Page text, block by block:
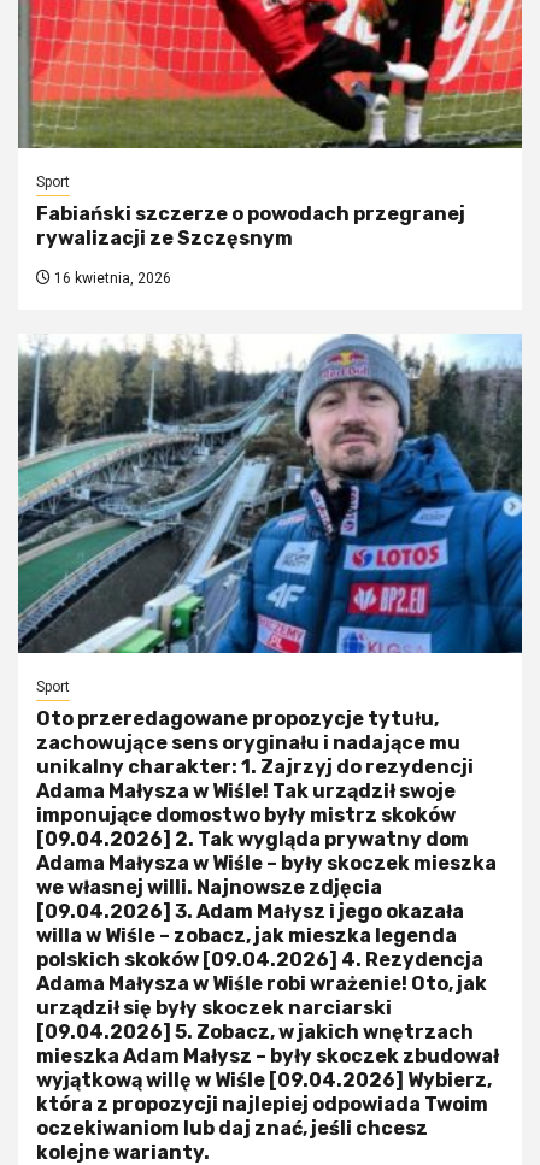
Sport
Fabiański szczerze o powodach przegranej
rywalizacji ze Szczęsnym
16 kwietnia, 2026
Sport
Oto przeredagowane propozycje tytułu,
zachowujące sens oryginału i nadające mu
unikalny charakter: 1. Zajrzyj do rezydencji
Adama Małysza w Wiśle! Tak urządził swoje
imponujące domostwo były mistrz skoków
[09.04.2026] 2. Tak wygląda prywatny dom
Adama Małysza w Wiśle – były skoczek mieszka
we własnej willi. Najnowsze zdjęcia
[09.04.2026] 3. Adam Małysz i jego okazała
willa w Wiśle – zobacz, jak mieszka legenda
polskich skoków [09.04.2026] 4. Rezydencja
Adama Małysza w Wiśle robi wrażenie! Oto, jak
urządził się były skoczek narciarski
[09.04.2026] 5. Zobacz, w jakich wnętrzach
mieszka Adam Małysz – były skoczek zbudował
wyjątkową willę w Wiśle [09.04.2026] Wybierz,
która z propozycji najlepiej odpowiada Twoim
oczekiwaniom lub daj znać, jeśli chcesz
kolejne warianty.